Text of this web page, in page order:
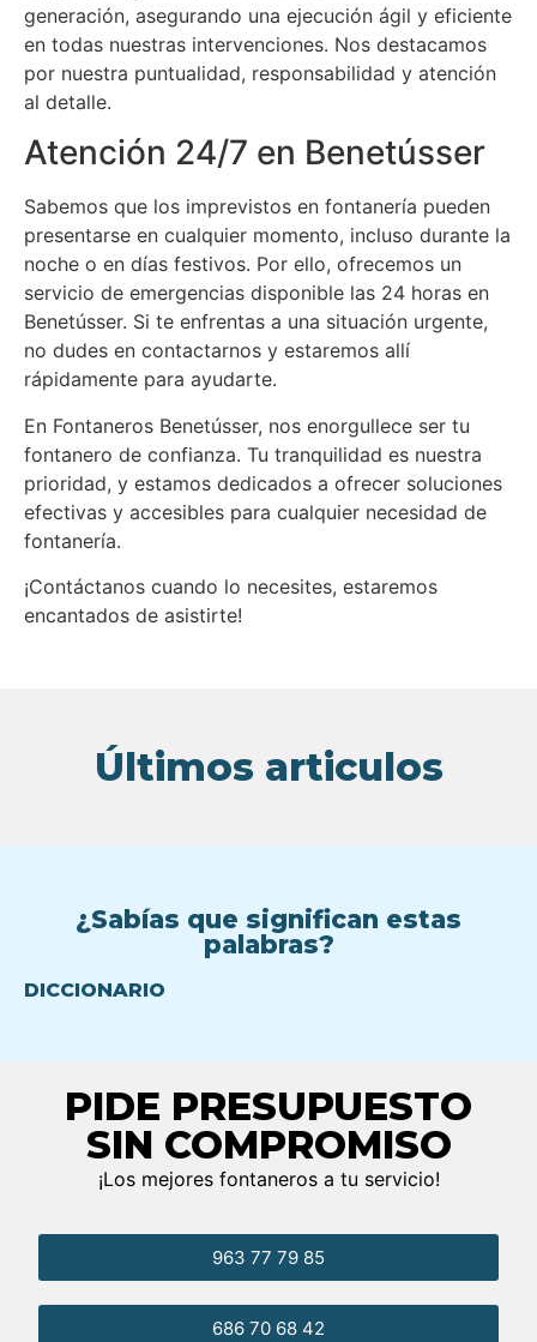
generación, asegurando una ejecución ágil y eficiente
en todas nuestras intervenciones. Nos destacamos
por nuestra puntualidad, responsabilidad y atención
al detalle.
Atención 24/7 en Benetússer
Sabemos que los imprevistos en fontanería pueden
presentarse en cualquier momento, incluso durante la
noche o en días festivos. Por ello, ofrecemos un
servicio de emergencias disponible las 24 horas en
Benetússer. Si te enfrentas a una situación urgente,
no dudes en contactarnos y estaremos allí
rápidamente para ayudarte.
En Fontaneros Benetússer, nos enorgullece ser tu
fontanero de confianza. Tu tranquilidad es nuestra
prioridad, y estamos dedicados a ofrecer soluciones
efectivas y accesibles para cualquier necesidad de
fontanería.
¡Contáctanos cuando lo necesites, estaremos
encantados de asistirte!
Últimos articulos
¿Sabías que significan estas
palabras?
DICCIONARIO
PIDE PRESUPUESTO
SIN COMPROMISO
¡Los mejores fontaneros a tu servicio!
686 70 68 42
963 77 79 85